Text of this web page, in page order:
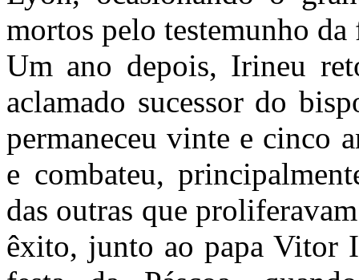
mortos pelo testemunho da
Um ano depois, Irineu
aclamado sucessor do
permaneceu vinte e cinco
e combateu,
das outras que
êxito, junto ao papa Vitor